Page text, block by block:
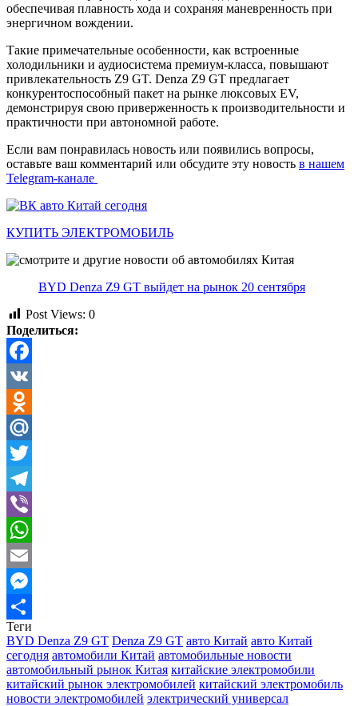
обеспечивая плавность хода и сохраняя маневренность при
энергичном вождении.
Такие примечательные особенности, как встроенные
холодильники и аудиосистема премиум-класса, повышают
привлекательность Z9 GT. Denza Z9 GT предлагает
конкурентоспособный пакет на рынке люксовых EV,
демонстрируя свою приверженность к производительности и
практичности при автономной работе.
Если вам понравилась новость или появились вопросы,
оставьте ваш комментарий или обсудите эту новость в нашем
Telegram-канале
КУПИТЬ ЭЛЕКТРОМОБИЛЬ
BYD Denza Z9 GT выйдет на рынок 20 сентября
Post Views: 0
Поделиться:
Facebook
VK
Odnoklassniki
Mail.Ru
Twitter
Telegram
Viber
WhatsApp
Email
Messenger
Отправить
Теги
BYD Denza Z9 GT Denza Z9 GT авто Китай авто Китай
сегодня автомобили Китай автомобильные новости
автомобильный рынок Китая китайские электромобили
китайский рынок электромобилей китайский электромобиль
новости электромобилей электрический универсал